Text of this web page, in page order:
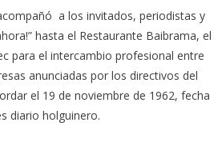
a los invitados, periodistas y
hasta el Restaurante Baibrama, el
para el intercambio profesional entre
anunciadas por los directivos del
el 19 de noviembre de 1962, fecha
diario holguinero.